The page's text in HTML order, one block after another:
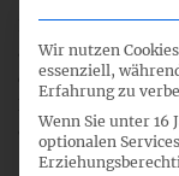
Im zugehörigen
amtierende
die wesentlichen
Beratungen der
öffentlichen
Wir nutzen
essenziell,
Erfahrung zu
Wenn Sie unter
optionalen